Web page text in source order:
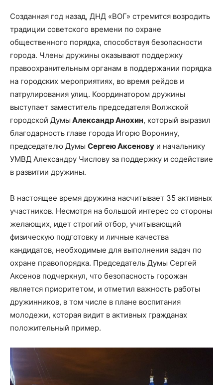
Созданная год назад, ДНД «ВОГ» стремится возродить
традиции советского времени по охране
общественного порядка, способствуя безопасности
города. Члены дружины оказывают поддержку
правоохранительным органам в поддержании порядка
на городских мероприятиях, во время рейдов и
патрулирования улиц. Координатором дружины
выступает заместитель председателя Волжской
городской Думы Александр Анохин, который выразил
благодарность главе города Игорю Воронину,
председателю Думы Сергею Аксенову и начальнику
УМВД Александру Числову за поддержку и содействие
в развитии дружины.
В настоящее время дружина насчитывает 35 активных
участников. Несмотря на большой интерес со стороны
желающих, идет строгий отбор, учитывающий
физическую подготовку и личные качества
кандидатов, необходимые для выполнения задач по
охране правопорядка. Председатель Думы Сергей
Аксенов подчеркнул, что безопасность горожан
является приоритетом, и отметил важность работы
дружинников, в том числе в плане воспитания
молодежи, которая видит в активных гражданах
положительный пример.